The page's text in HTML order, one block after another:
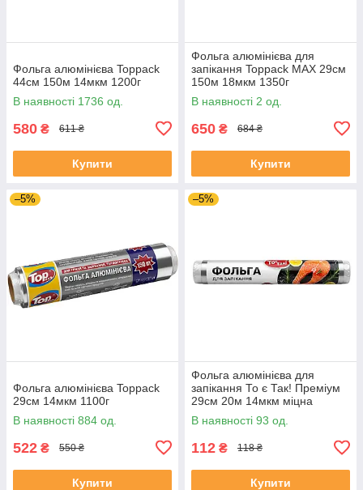
Фольга алюмінієва Toppack
44см 150м 14мкм 1200г
В наявності 1736 од.
580 ₴ 611 ₴
Купити
Фольга алюмінієва для
запікання Toppack MAX 29см
150м 18мкм 1350г
В наявності 2 од.
650 ₴ 684 ₴
Купити
–5%
Фольга алюмінієва Toppack
29см 14мкм 1100г
В наявності 884 од.
522 ₴ 550 ₴
Купити
–5%
Фольга алюмінієва для
запікання То є Так! Преміум
29см 20м 14мкм міцна
В наявності 93 од.
112 ₴ 118 ₴
Купити